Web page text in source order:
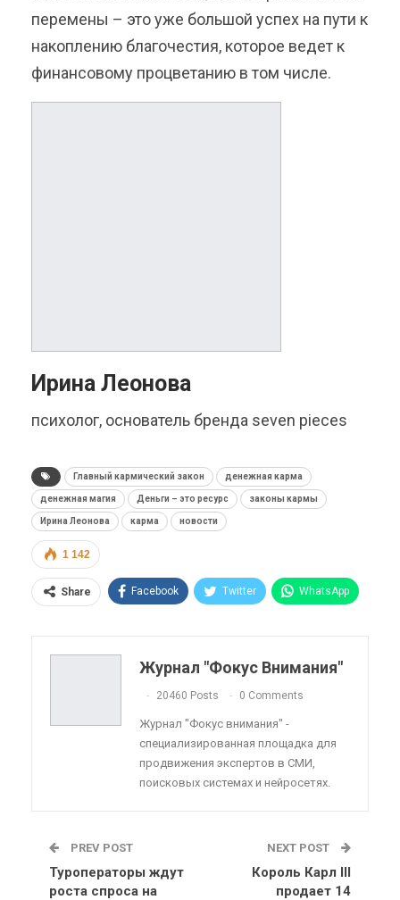
перемены – это уже большой успех на пути к
накоплению благочестия, которое ведет к
финансовому процветанию в том числе.
Ирина Леонова
психолог, основатель бренда seven pieces
Главный кармический закон денежная карма
денежная магия Деньги – это ресурс законы кармы
Ирина Леонова карма новости
1 142
Share Facebook Twitter WhatsApp
Telegram VK Viber
Linkedin Tumblr
Журнал "Фокус Внимания"
20460 Posts 0 Comments
Журнал "Фокус внимания" -
специализированная площадка для
продвижения экспертов в СМИ,
поисковых системах и нейросетях.
PREV POST
Туроператоры ждут
роста спроса на
NEXT POST
Король Карл III
продает 14